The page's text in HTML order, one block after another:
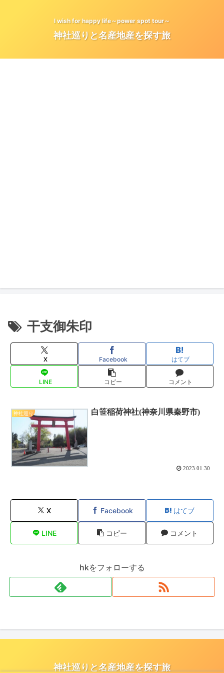
I wish for happy life～power spot tour～
神社巡りと名産地産を探す旅
干支御朱印
X Facebook はてブ
LINE コピー コメント
神社巡り 白笹稲荷神社(神奈川県秦野市)
2023.01.30
X Facebook はてブ
LINE コピー コメント
hkをフォローする
神社巡りと名産地産を探す旅